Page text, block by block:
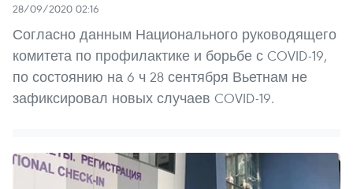
28/09/2020 02:16
Согласно данным Национального руководящего
комитета по профилактике и борьбе с COVID-19,
по состоянию на 6 ч 28 сентября Вьетнам не
зафиксировал новых случаев COVID-19.